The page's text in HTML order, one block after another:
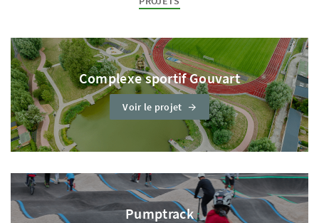
Complexe sportif Gouvart
Voir le projet
Pumptrack